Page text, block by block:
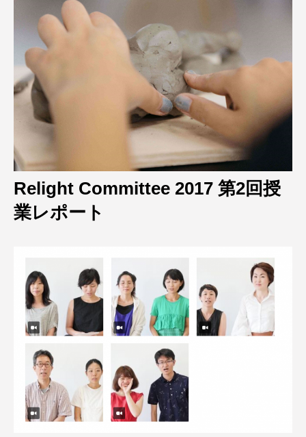
Relight Committee 2017 第2回授
業レポート